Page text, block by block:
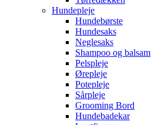
Hundepleje
Hundebørste
Hundesaks
Neglesaks
Shampoo og balsam
Pelspleje
Ørepleje
Potepleje
Sårpleje
Grooming Bord
Hundebadekar